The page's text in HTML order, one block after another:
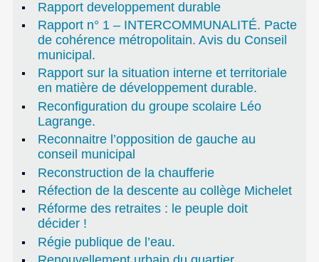
Rapport developpement durable
Rapport n° 1 – INTERCOMMUNALITÉ. Pacte
de cohérence métropolitain. Avis du Conseil
municipal.
Rapport sur la situation interne et territoriale
en matière de développement durable.
Reconfiguration du groupe scolaire Léo
Lagrange.
Reconnaitre l’opposition de gauche au
conseil municipal
Reconstruction de la chaufferie
Réfection de la descente au collège Michelet
Réforme des retraites : le peuple doit
décider !
Régie publique de l’eau.